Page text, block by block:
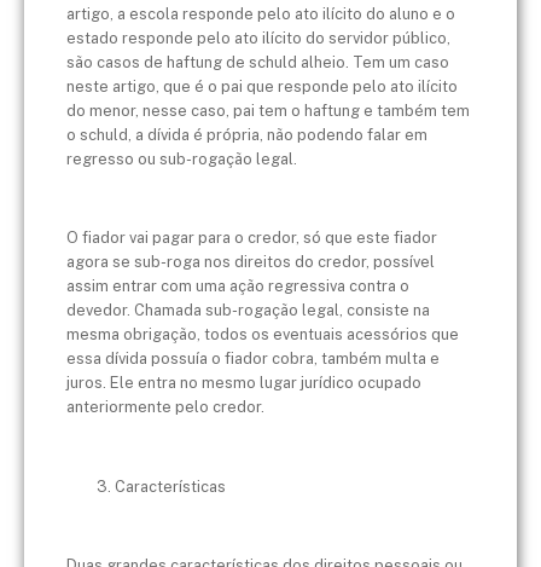
artigo, a escola responde pelo ato ilícito do aluno e o
estado responde pelo ato ilícito do servidor público,
são casos de haftung de schuld alheio. Tem um caso
neste artigo, que é o pai que responde pelo ato ilícito
do menor, nesse caso, pai tem o haftung e também tem
o schuld, a dívida é própria, não podendo falar em
regresso ou sub-rogação legal.
O fiador vai pagar para o credor, só que este fiador
agora se sub-roga nos direitos do credor, possível
assim entrar com uma ação regressiva contra o
devedor. Chamada sub-rogação legal, consiste na
mesma obrigação, todos os eventuais acessórios que
essa dívida possuía o fiador cobra, também multa e
juros. Ele entra no mesmo lugar jurídico ocupado
anteriormente pelo credor.
Características